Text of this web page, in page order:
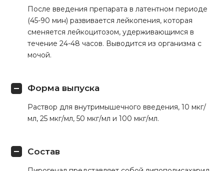
После введения препарата в латентном периоде
(45-90 мин) развивается лейкопения, которая
сменяется лейкоцитозом, удерживающимся в
течение 24-48 часов. Выводится из организма с
мочой.
Форма выпуска
Раствор для внутримышечного введения, 10 мкг/
мл, 25 мкг/мл, 50 мкг/мл и 100 мкг/мл.
Состав